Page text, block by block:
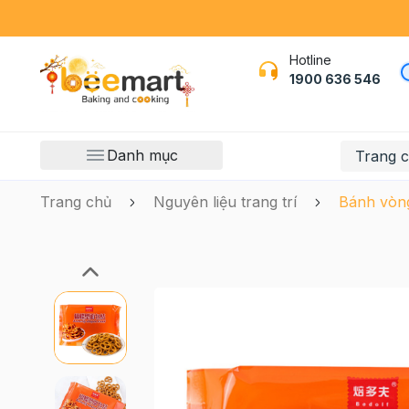
Hotline
1900 636 546
Danh mục Trang
Trang chủ Nguyên liệu trang trí Bánh